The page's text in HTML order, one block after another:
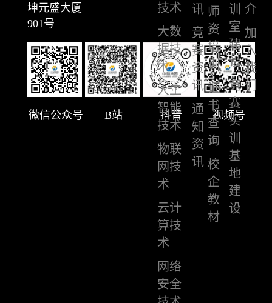
坤元盛大厦
901号
微信公众号 B站 抖音 视频号
技术
大数
据技
术
人工
智能
技术
物联
网技
术
云计
算技
术
网络
安全
讯
竞
赛
资
讯
通
知
资
讯
师
资
培
训
证
书
查
询
校
企
教
材
训
室
建
设
竞
赛
实
训
基
地
建
设
介
加
入
我
们